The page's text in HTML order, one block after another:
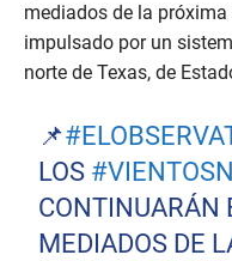
mediados de la
impulsado por un
norte de Texas, de
📌
LOS
CONTINUARÁN
MEDIADOS DE